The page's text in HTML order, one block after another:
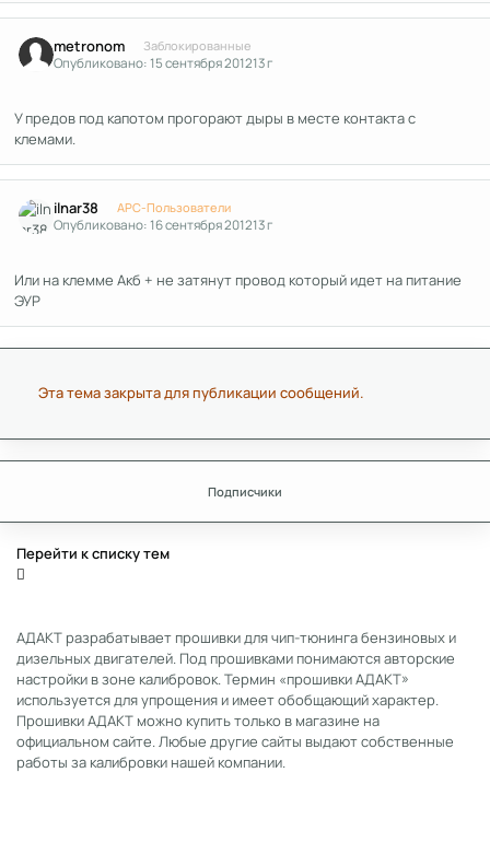
metronom Заблокированные
Опубликовано:15 сентября 201213 г
У предов под капотом прогорают дыры в месте контакта с
клемами.
ilnar38 APC-Пользователи
Опубликовано:16 сентября 201213 г
Или на клемме Акб + не затянут провод который идет на питание
ЭУР
Эта тема закрыта для публикации сообщений.
Подписчики
Перейти к списку тем
АДАКТ разрабатывает прошивки для чип-тюнинга бензиновых и
дизельных двигателей. Под прошивками понимаются авторские
настройки в зоне калибровок. Термин «прошивки АДАКТ»
используется для упрощения и имеет обобщающий характер.
Прошивки АДАКТ можно купить только в магазине на
официальном сайте. Любые другие сайты выдают собственные
работы за калибровки нашей компании.